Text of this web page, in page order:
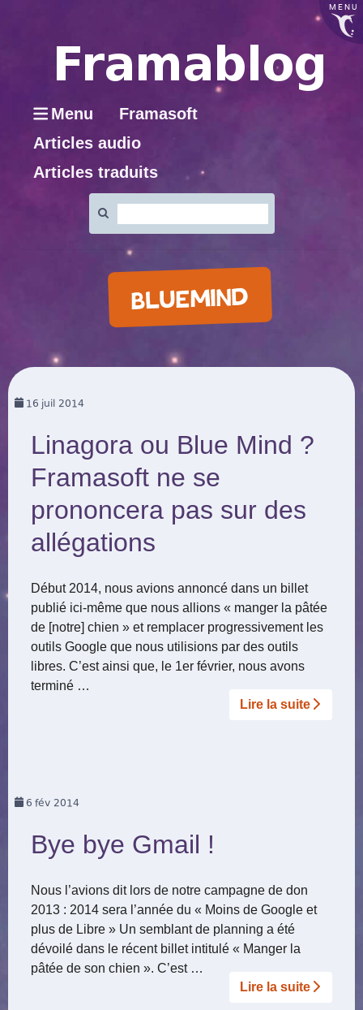
MENU
Menu
Framasoft
Articles audio
Articles traduits
:
BLUEMIND
16 juil 2014
Linagora ou Blue Mind ?
Framasoft ne se
prononcera pas sur des
allégations
Début 2014, nous avions annoncé dans un billet
publié ici-même que nous allions « manger la pâtée
de [notre] chien » et remplacer progressivement les
outils Google que nous utilisions par des outils
libres. C’est ainsi que, le 1er février, nous avons
terminé …
Lire la suite­­
6 fév 2014
Bye bye Gmail !
Nous l’avions dit lors de notre campagne de don
2013 : 2014 sera l’année du « Moins de Google et
plus de Libre » Un semblant de planning a été
dévoilé dans le récent billet intitulé « Manger la
pâtée de son chien ». C’est …
Lire la suite­­